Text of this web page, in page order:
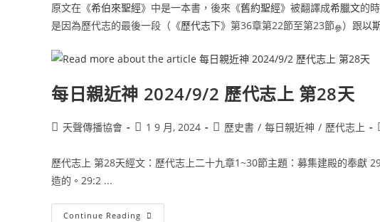
原文在《希伯來聖經》中是一本書，後來《舊約聖經》被翻譯成希臘文的
是因為歷代志的最後一段（《歷代志下》第36章第22節至第23節參）跟以
每日親近神 2024/9/2 歷代志上 第28天
天聲傳播協會 1 9 月, 2024 歷史書 / 每日親近神 / 歷代志上
歷代志上 第28天經文：歷代志上二十九章1~30節主題：募集建殿的奉
造的。29:2 ...
Continue Reading